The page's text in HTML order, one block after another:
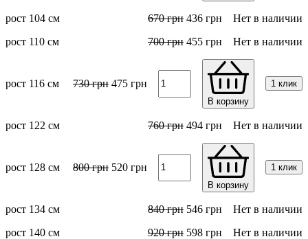
рост 104 см 670грн 436 грн
Нет в наличии
рост 110 см
700грн 455 грн Нет в наличии
рост 116 см 730грн 475 грн
В корзину
1 клик
рост 122 см 760грн 494 грн Нет в наличии
рост 128 см 800грн 520 грн
В корзину
1 клик
рост 134 см 840грн 546 грн
Нет в наличии
рост 140 см
920грн 598 грн
Нет в наличии